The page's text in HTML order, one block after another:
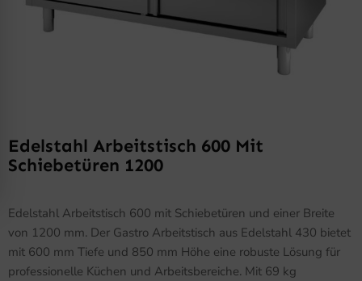
Edelstahl Arbeitstisch 600 Mit
Schiebetüren 1200
Edelstahl Arbeitstisch 600 mit Schiebetüren und einer Breite
von 1200 mm. Der Gastro Arbeitstisch aus Edelstahl 430 bietet
mit 600 mm Tiefe und 850 mm Höhe eine robuste Lösung für
professionelle Küchen und Arbeitsbereiche. Mit 69 kg